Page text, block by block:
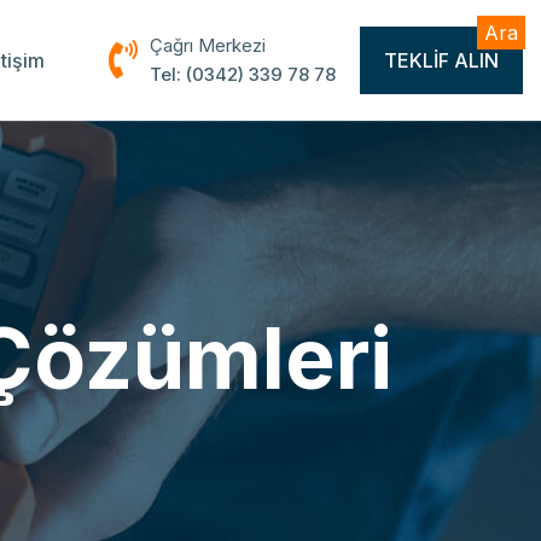
Çağrı Merkezi
Tel: (0342) 339 78 78
TEKLIF ALIN
Ara